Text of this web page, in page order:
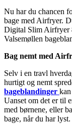
Nu har du chancen
bage med Airfryer.
Digital Slim Airfryer
Valsemøllen
Bag nemt med
Selv i en travl
hurtigt og nemt
bageblandinger
Uanset om det er til
med børnene, eller
bage, når du har lyst.